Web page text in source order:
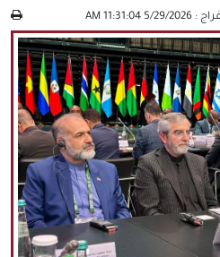
|
|
:
5/29/2026 11:31:04 AM